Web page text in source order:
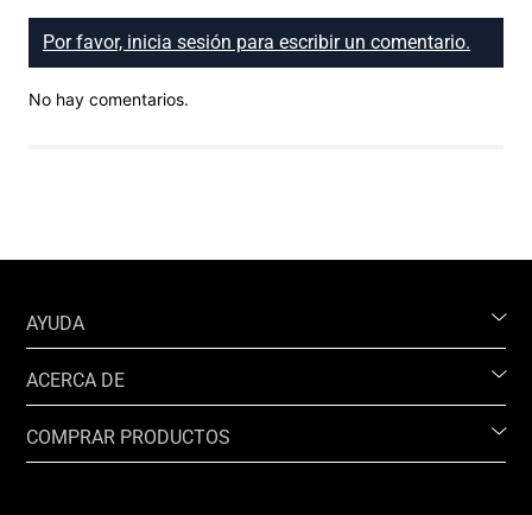
Por favor, inicia sesión para escribir un comentario.
No hay comentarios.
AYUDA
ACERCA DE
COMPRAR PRODUCTOS